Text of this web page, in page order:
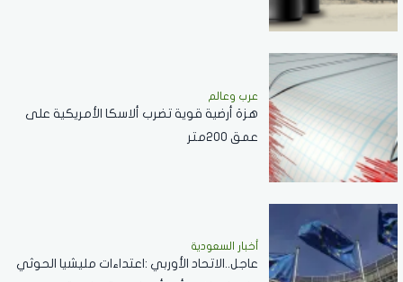
عرب وعالم
هزة أرضية قوية تضرب ألاسكا الأمريكية على
عمق 200متر
أخبار السعودية
عاجل..الاتحاد الأوربي :اعتداءات مليشيا الحوثي